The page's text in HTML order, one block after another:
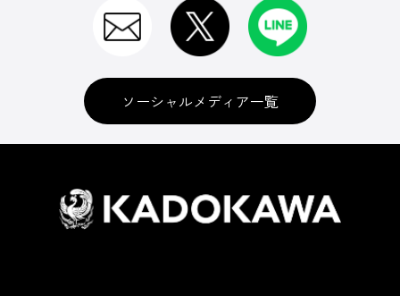
ソーシャルメディア一覧